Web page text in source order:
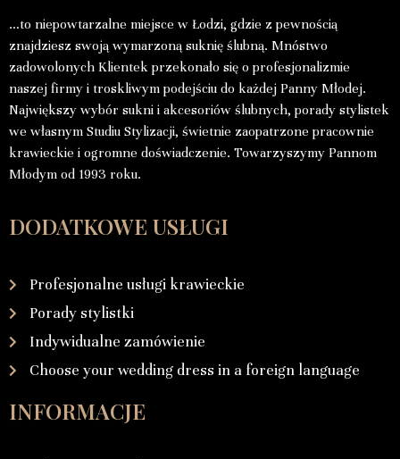
…to niepowtarzalne miejsce w Łodzi, gdzie z pewnością
znajdziesz swoją wymarzoną suknię ślubną. Mnóstwo
zadowolonych Klientek przekonało się o profesjonalizmie
naszej firmy i troskliwym podejściu do każdej Panny Młodej.
Największy wybór sukni i akcesoriów ślubnych, porady stylistek
we własnym Studiu Stylizacji, świetnie zaopatrzone pracownie
krawieckie i ogromne doświadczenie. Towarzyszymy Pannom
Młodym od 1993 roku.
DODATKOWE USŁUGI
Profesjonalne usługi krawieckie
Porady stylistki
Indywidualne zamówienie
Choose your wedding dress in a foreign language
INFORMACJE